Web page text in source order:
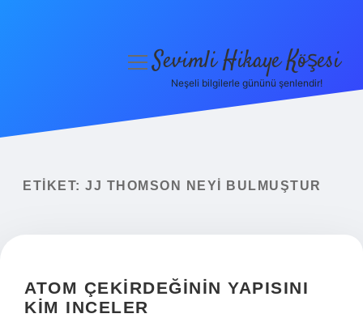
Yasal Uyarı
menüyüSevimli Hikaye Köşesi
Neşeli bilgilerle gününü şenlendir!
ETIKET: JJ THOMSON NEYI BULMUŞTUR
ATOM ÇEKIRDEĞININ YAPISINI
KIM INCELER